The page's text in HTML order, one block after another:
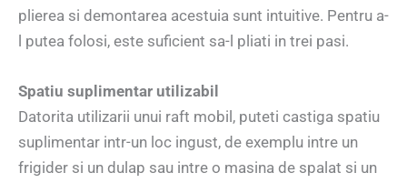
plierea si demontarea acestuia sunt intuitive. Pentru a-
l putea folosi, este suficient sa-l pliati in trei pasi.
Spatiu suplimentar utilizabil
Datorita utilizarii unui raft mobil, puteti castiga spatiu
suplimentar intr-un loc ingust, de exemplu intre un
frigider si un dulap sau intre o masina de spalat si un